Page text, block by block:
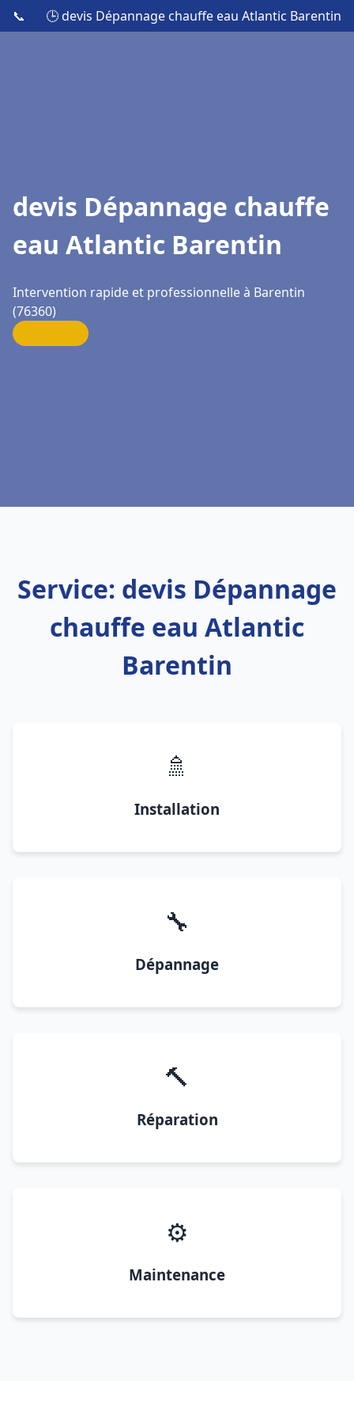
📞 🕒 devis Dépannage chauffe eau Atlantic Barentin
devis Dépannage chauffe
eau Atlantic Barentin
Intervention rapide et professionnelle à Barentin
(76360)
Service: devis Dépannage
chauffe eau Atlantic
Barentin
🚿
Installation
🔧
Dépannage
🔨
Réparation
⚙️
Maintenance